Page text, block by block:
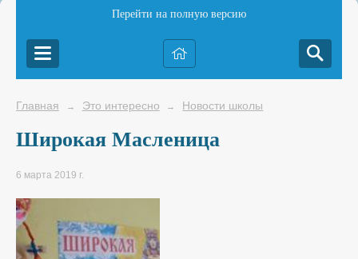
Перейти на полную версию
Главная → Это интересно → Новости школы
Широкая Масленица
6 марта 2019 г.